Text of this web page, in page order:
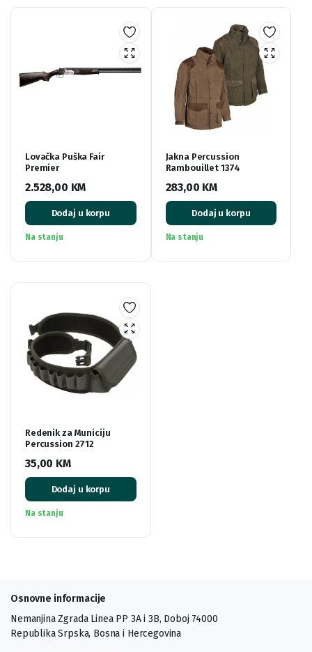
Lovačka Puška Fair
Premier
2.528,00 KM
Dodaj u korpu
Na stanju
Jakna Percussion
Rambouillet 1374
283,00 KM
Dodaj u korpu
Na stanju
Redenik za Municiju
Percussion 2712
35,00 KM
Dodaj u korpu
Na stanju
Osnovne informacije
Nemanjina Zgrada Linea PP 3A i 3B, Doboj 74000
Republika Srpska, Bosna i Hercegovina